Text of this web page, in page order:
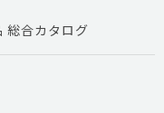
総合カタログ